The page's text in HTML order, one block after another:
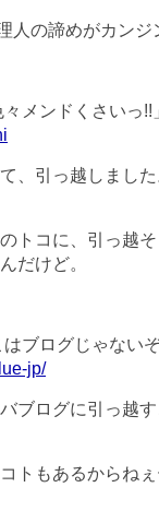
人の諦めがカンジ
々メンドくさいっ!!
、引っ越しまし
トコに、引っ越
だけど。
はブログじゃない
jp/
ブログに引っ越
トもあるからね